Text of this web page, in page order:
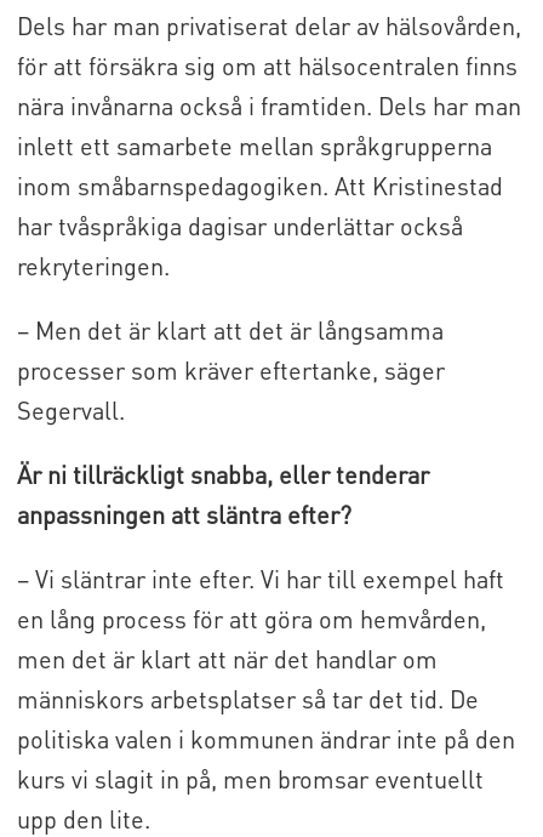
Dels har man privatiserat delar av hälsovården,
för att försäkra sig om att hälsocentralen finns
nära invånarna också i framtiden. Dels har man
inlett ett samarbete mellan språkgrupperna
inom småbarnspedagogiken. Att Kristinestad
har tvåspråkiga dagisar underlättar också
rekryteringen.
– Men det är klart att det är långsamma
processer som kräver eftertanke, säger
Segervall.
Är ni tillräckligt snabba, eller tenderar
anpassningen att släntra efter?
– Vi släntrar inte efter. Vi har till exempel haft
en lång process för att göra om hemvården,
men det är klart att när det handlar om
människors arbetsplatser så tar det tid. De
politiska valen i kommunen ändrar inte på den
kurs vi slagit in på, men bromsar eventuellt
upp den lite.